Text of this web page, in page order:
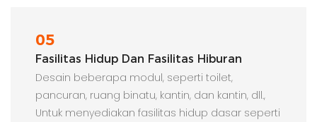
05
Fasilitas Hidup Dan Fasilitas Hiburan
Desain beberapa modul, seperti toilet,
pancuran, ruang binatu, kantin, dan kantin, dll.,
Untuk menyediakan fasilitas hidup dasar seperti